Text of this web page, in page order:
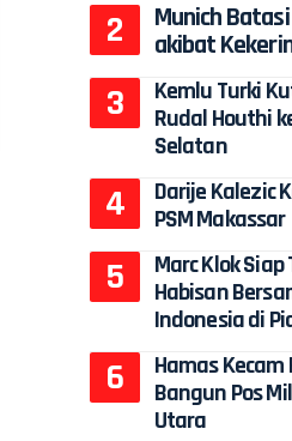
Munich
akibat
Kemlu Turki
Rudal Houthi
Selatan
Darije Kalezic
PSM Makassar
Marc Klok
Habisan
Indonesia di
Hamas
Bangun Pos
Utara